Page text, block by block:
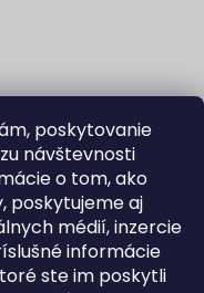
poskytovanie
návštevnosti
o tom, ako
poskytujeme aj
médií, inzercie
informácie
ste im poskytli